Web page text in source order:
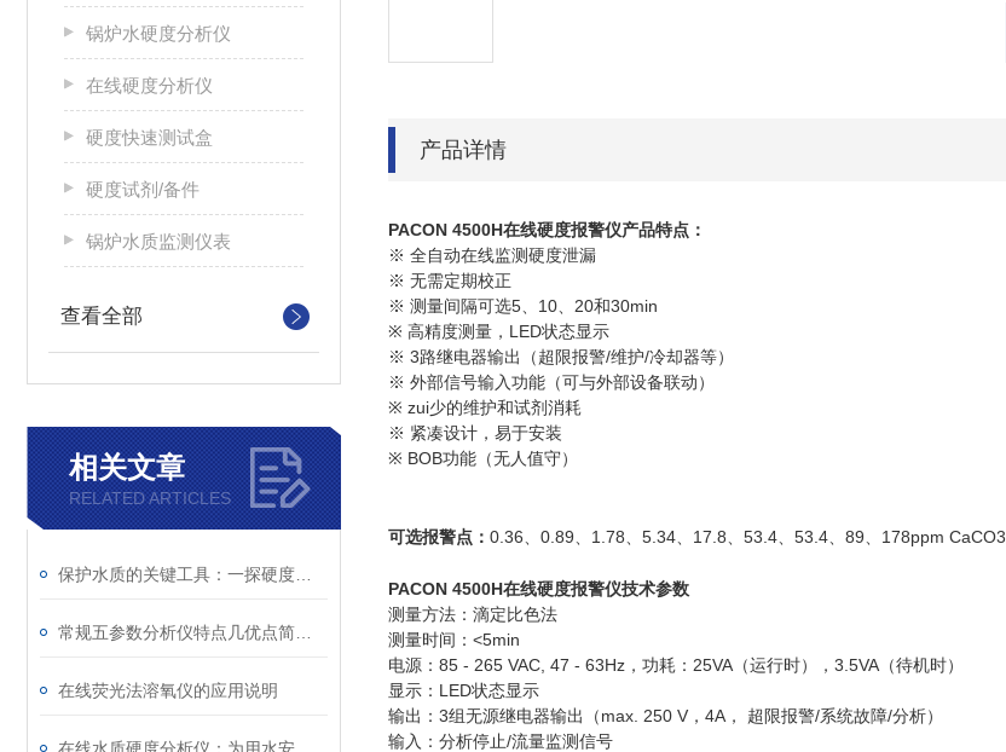
锅炉水硬度分析仪
在线硬度分析仪
硬度快速测试盒
硬度试剂/备件
锅炉水质监测仪表
查看全部
相关文章
RELATED ARTICLES
在线荧光法溶氧仪的应用说明
产品详情
PACON 4500H在线硬度报警仪产品特点：
※ 全自动在线监测硬度泄漏
※ 无需定期校正
※ 测量间隔可选5、10、20和30min
※ 高精度测量，LED状态显示
※ 3路继电器输出（超限报警/维护/冷却器等）
※ 外部信号输入功能（可与外部设备联动）
※ zui少的维护和试剂消耗
※ 紧凑设计，易于安装
※ BOB功能（无人值守）
可选报警点： 0.36、0.89、1.78、5.34、17.8、53.4、53.4、89、178ppm CaCO3
PACON 4500H在线硬度报警仪​技术参数
测量方法：滴定比色法
测量时间：<5min
电源：85 - 265 VAC, 47 - 63Hz，功耗：25VA（运行时），3.5VA（待机时）
显示：LED状态显示
输出：3组无源继电器输出（max. 250 V，4A， 超限报警/系统故障/分析）
输入：分析停止/流量监测信号